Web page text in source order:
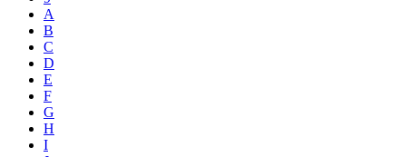
A
B
C
D
E
F
G
H
I